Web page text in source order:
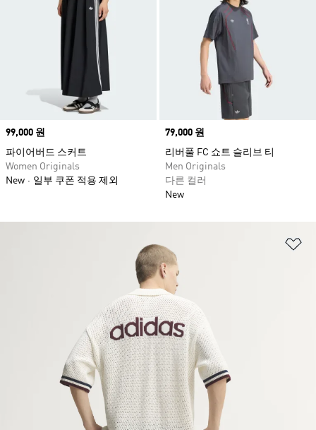
Price
99,000 원
파이어버드 스커트
Women Originals
New
일부 쿠폰 적용 제외
Price
79,000 원
리버풀 FC 쇼트 슬리브 티
Men Originals
다른 컬러
New